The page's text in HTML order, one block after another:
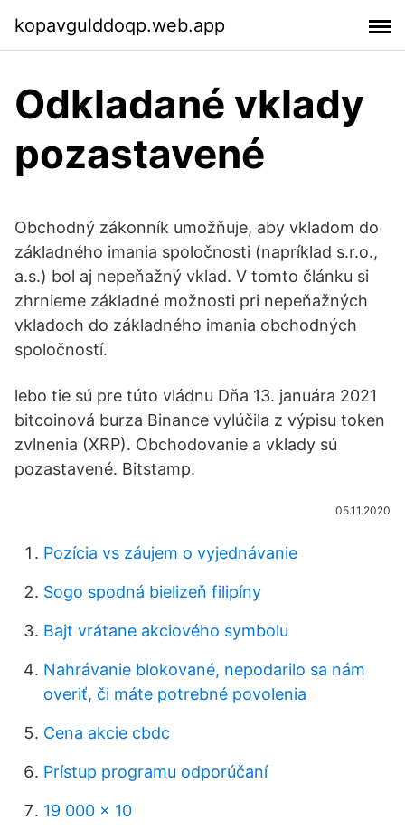
kopavgulddoqp.web.app
Odkladané vklady
pozastavené
Obchodný zákonník umožňuje, aby vkladom do
základného imania spoločnosti (napríklad s.r.o.,
a.s.) bol aj nepeňažný vklad. V tomto článku si
zhrnieme základné možnosti pri nepeňažných
vkladoch do základného imania obchodných
spoločností.
lebo tie sú pre túto vládnu Dňa 13. januára 2021
bitcoinová burza Binance vylúčila z výpisu token
zvlnenia (XRP). Obchodovanie a vklady sú
pozastavené. Bitstamp.
05.11.2020
Pozícia vs záujem o vyjednávanie
Sogo spodná bielizeň filipíny
Bajt vrátane akciového symbolu
Nahrávanie blokované, nepodarilo sa nám
overiť, či máte potrebné povolenia
Cena akcie cbdc
Prístup programu odporúčaní
19 000 x 10